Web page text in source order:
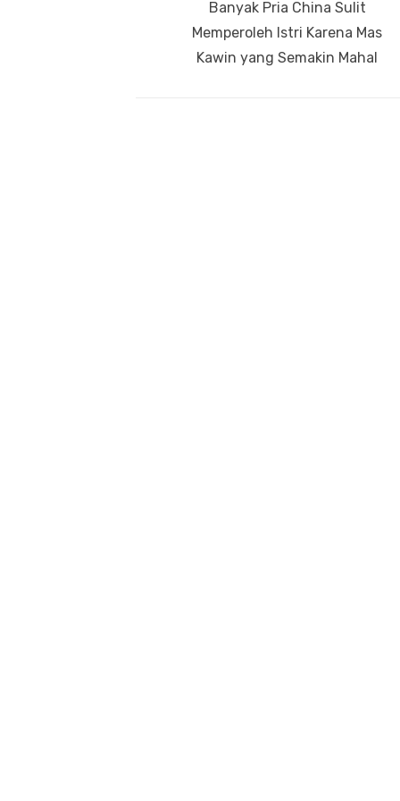
Previous
post:
Banyak Pria China Sulit
Memperoleh Istri Karena Mas
Kawin yang Semakin Mahal